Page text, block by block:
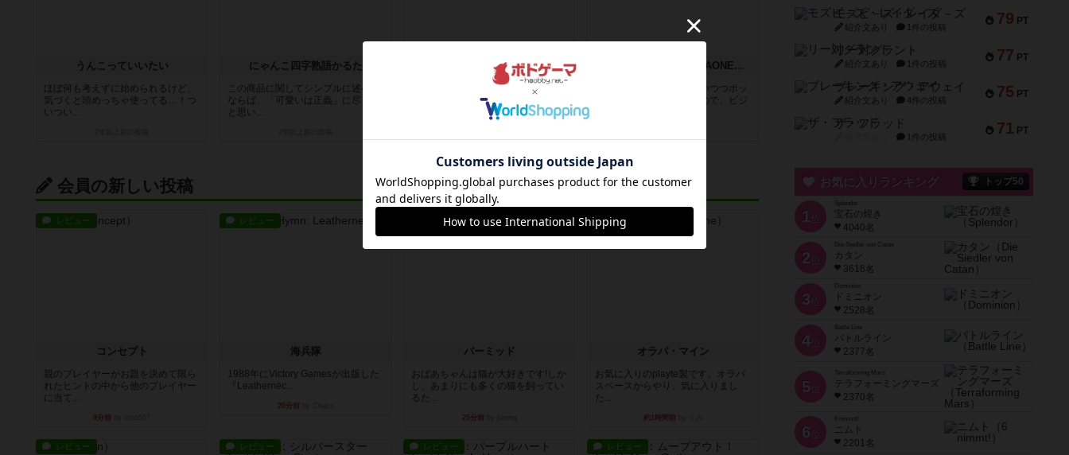
うんこっていいたい
ほぼ何も考えずに始められるけど、
気づくと頭めっちゃ使ってる…！つ
いつい...
にゃんこ四字熟語かるた
この商品に関してシンプルに述べる
ならば、「可愛いは正義」に尽きる
と思い...
なに沼
Web広告でもよく出てくる、果物の
お酒「沼」シリーズで有名な酒蔵さ
岐阜あるあるカルタ「YAONE～やおね～」
岐阜の郷土カルタ。と言いつつポッ
プでカラフルな見た目なので、ビジ
会員の新しい投稿
レビュー
コンセプト
親のプレイヤーがお題を決めて限ら
れたヒントの中から他のプレイヤー
に当て...
8分前
レビュー
海兵隊
1988年にVictory Gamesが出版した
『Leathernec...
20分前
ルール/インスト
パーミッド
おばあちゃんは猫が大好きです!しか
し、あまりにも多くの猫を飼ってい
るた...
25分前
レビュー
オラパ・マイン
お気に入りのplayte製です。オラパ
スペースからやり、気に入りまし
た...
約1時間前
レビュー レビュー レビュー レビュー
79 PT
モズビ－ズ・レイダ－ズ
紹介文あり 1件の投稿
77 PT
リー対グラント
紹介文あり 1件の投稿
75 PT
ブレーキング・アウェイ
紹介文あり 4件の投稿
71 PT
ザ・フラッド
1件の投稿
お気に入りランキング トップ50
1 位
宝石の煌き
4040名
2 位
Die Siedler von Catan
カタン
3616名
3 位
ドミニオン
2528名
4位
Battle Line
バトルライン
2377名
5 位
Terraforming Mars
テラフォーミングマーズ
2370名
6 位
ニムト
2201名